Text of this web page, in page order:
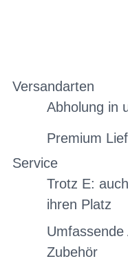
Versandarten
Abholung in
Premium
Service
Trotz E:
ihren Platz
Zubehör